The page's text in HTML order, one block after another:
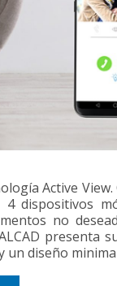
Active
dispositivos
no
presenta
un diseño